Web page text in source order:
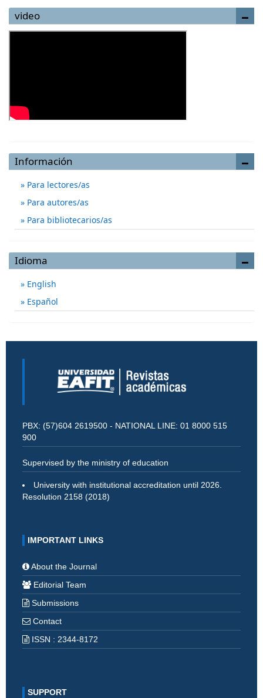
video
Información
Para lectores/as
Para autores/as
Para bibliotecarios/as
Idioma
English
Español
PBX: (57)604 2619500 - NATIONAL LINE: 01 8000 515
900
Supervised by the ministry of education
University with institutional accreditation until 2026.
Resolution 2158 (2018)
IMPORTANT LINKS
About the Journal
Editorial Team
Submissions
Contact
ISSN : 2344-8172
SUPPORT